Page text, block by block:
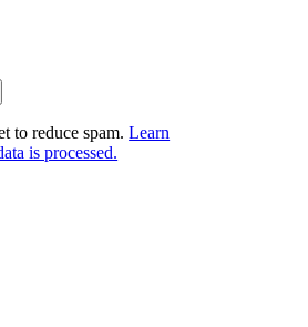
to reduce spam.Learn
is processed.